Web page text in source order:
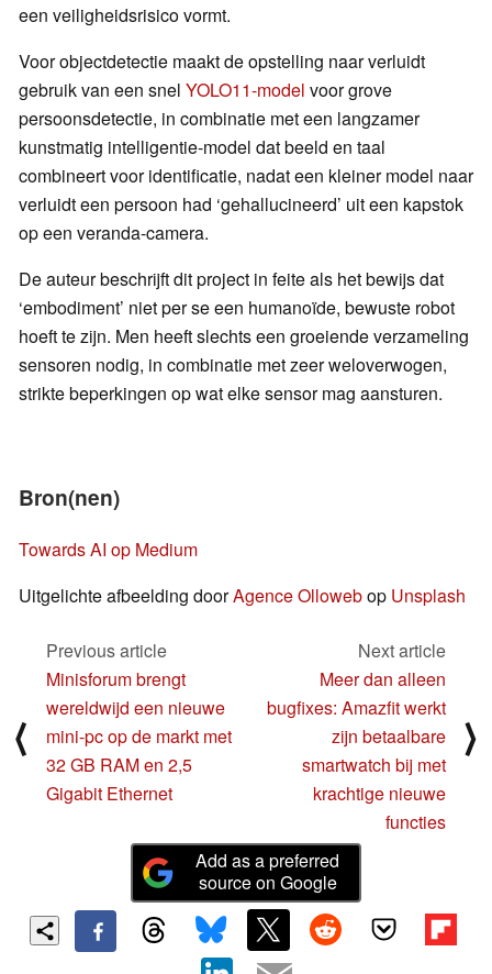
een veiligheidsrisico vormt.
Voor objectdetectie maakt de opstelling naar verluidt
gebruik van een snel YOLO11-model voor grove
persoonsdetectie, in combinatie met een langzamer
kunstmatig intelligentie-model dat beeld en taal
combineert voor identificatie, nadat een kleiner model naar
verluidt een persoon had ‘gehallucineerd’ uit een kapstok
op een veranda-camera.
De auteur beschrijft dit project in feite als het bewijs dat
‘embodiment’ niet per se een humanoïde, bewuste robot
hoeft te zijn. Men heeft slechts een groeiende verzameling
sensoren nodig, in combinatie met zeer weloverwogen,
strikte beperkingen op wat elke sensor mag aansturen.
Bron(nen)
Towards AI op Medium
Uitgelichte afbeelding doorAgence Ollowebop Unsplash
⟨
Previous article
Minisforum brengt
wereldwijd een nieuwe
mini-pc op de markt met
32 GB RAM en 2,5
Gigabit Ethernet
Next article
Meer dan alleen
bugfixes: Amazfit werkt
zijn betaalbare
smartwatch bij met
krachtige nieuwe
functies
⟩
Add as a preferred
source on Google